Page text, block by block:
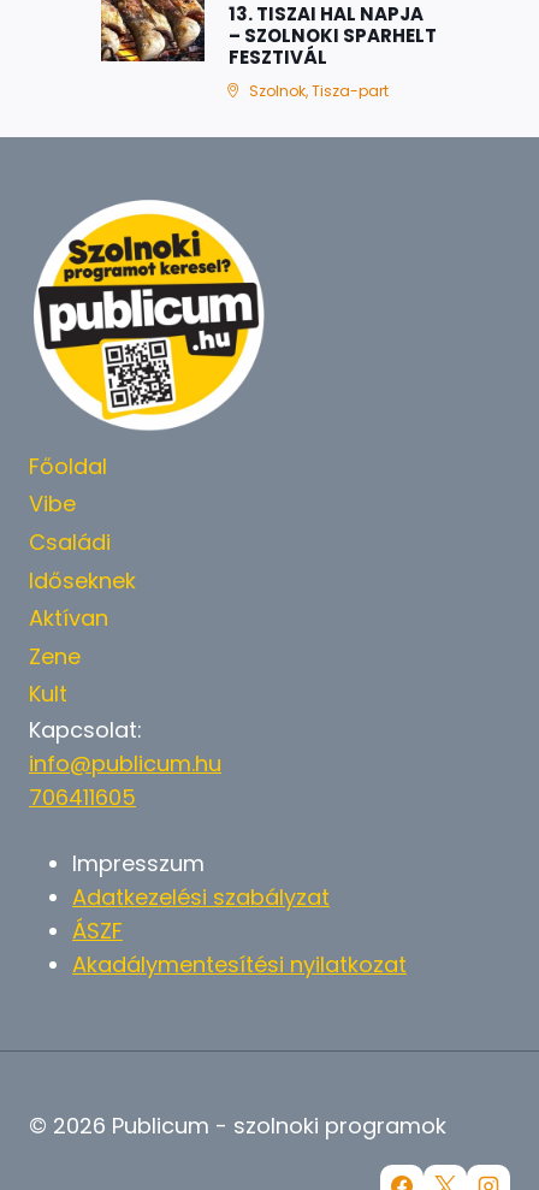
13. TISZAI HAL NAPJA
– SZOLNOKI SPARHELT
FESZTIVÁL
Szolnok, Tisza-part
Főoldal
Vibe
Családi
Időseknek
Aktívan
Zene
Kult
Kapcsolat:
info@publicum.hu
706411605
Impresszum
Adatkezelési szabályzat
ÁSZF
Akadálymentesítési nyilatkozat
© 2026 Publicum - szolnoki programok